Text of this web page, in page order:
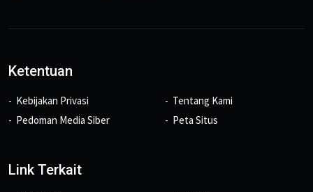
Ketentuan
Kebijakan Privasi
Pedoman Media Siber
Tentang Kami
Peta Situs
Link Terkait